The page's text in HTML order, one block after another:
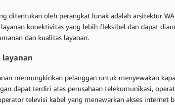
ditentukan oleh perangkat lunak adalah arsitektur
konektivitas yang lebih fleksibel dan dapat
dan kualitas layanan.
layanan
memungkinkan pelanggan untuk menyewakan
dapat terdiri atas perusahaan telekomunikasi,
televisi kabel yang menawarkan akses internet